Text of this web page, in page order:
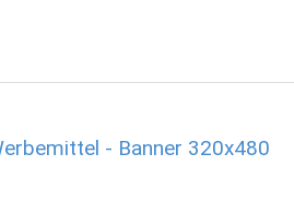
- Banner 320x480